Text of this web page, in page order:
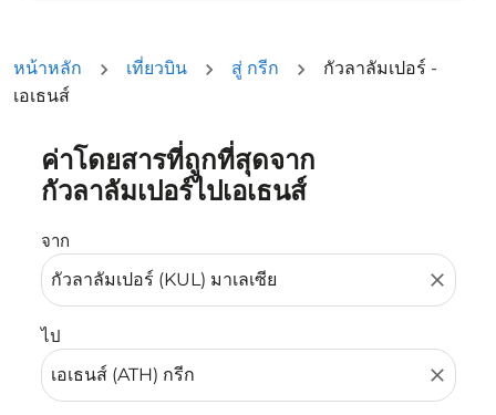
หน้าหลัก เที่ยวบิน สู่ กรีก
กัวลาลัมเปอร์ -
เอเธนส์
ค่าโดยสารที่ถูกที่สุดจาก
กัวลาลัมเปอร์ไปเอเธนส์
จาก
close
ไป
close
ลองอัปเดตเส้นทางของคุณ (ต้นทางและ/หรือปลายทาง) หรื